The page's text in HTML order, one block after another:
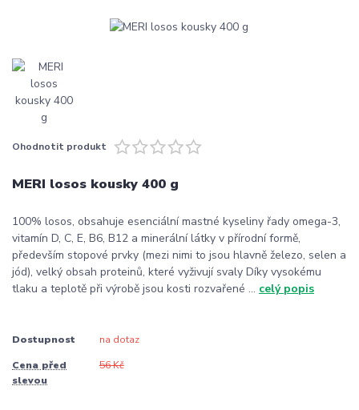
Ohodnotit produkt
MERI losos kousky 400 g
100% losos, obsahuje esenciální mastné kyseliny řady omega-3,
vitamín D, C, E, B6, B12 a minerální látky v přírodní formě,
především stopové prvky (mezi nimi to jsou hlavně železo, selen a
jód), velký obsah proteinů, které vyživují svaly Díky vysokému
tlaku a teplotě při výrobě jsou kosti rozvařené ... celý popis
Dostupnost na dotaz
Cena před
slevou
56 Kč